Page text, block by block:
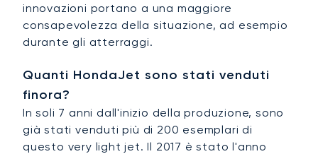
innovazioni portano a una maggiore
consapevolezza della situazione, ad esempio
durante gli atterraggi.
Quanti HondaJet sono stati venduti
finora?
In soli 7 anni dall'inizio della produzione, sono
già stati venduti più di 200 esemplari di
questo very light jet. Il 2017 è stato l'anno